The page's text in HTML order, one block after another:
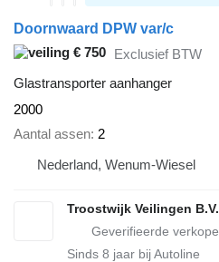
Doornwaard DPW var/c
€ 750 Exclusief BTW
Glastransporter aanhanger
2000
Aantal assen 2
Nederland, Wenum-Wiesel
Troostwijk Veilingen B.V.
Sinds 8 jaar bij Autoline